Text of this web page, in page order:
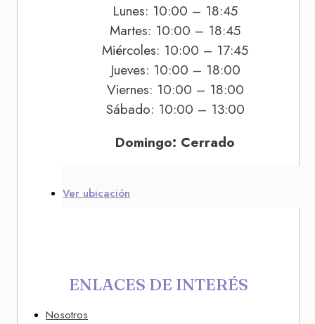
Lunes: 10:00 – 18:45
Martes: 10:00 – 18:45
Miércoles: 10:00 – 17:45
Jueves: 10:00 – 18:00
Viernes: 10:00 – 18:00
Sábado: 10:00 – 13:00
Domingo: Cerrado
Ver ubicación
ENLACES DE INTERÉS
Nosotros